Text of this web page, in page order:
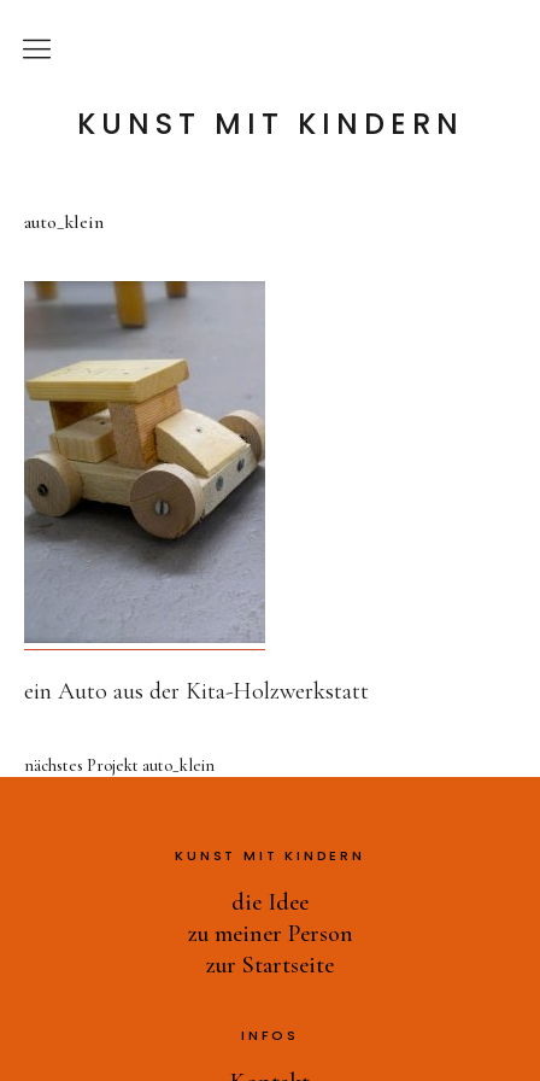
KUNST MIT KINDERN
die Idee
Tonwerkstatt
Wir schaffen Landschaften
Handpuppen-Werkstatt
Steckentiere-Werkstatt
Architektur-Werkstatt
Druckwerkstatt
Ast-Tiere-Werkstatt
Ich bin ich
Alles Müll oder was?
zu meiner Person
auto_klein
ein Auto aus der Kita-Holzwerkstatt
nächstes Projekt auto_klein
KUNST MIT KINDERN
die Idee
zu meiner Person
zur Startseite
INFOS